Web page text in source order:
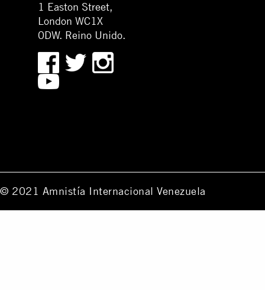
1 Easton Street,
London WC1X
0DW. Reino Unido.
© 2021 Amnistía Internacional Venezuela